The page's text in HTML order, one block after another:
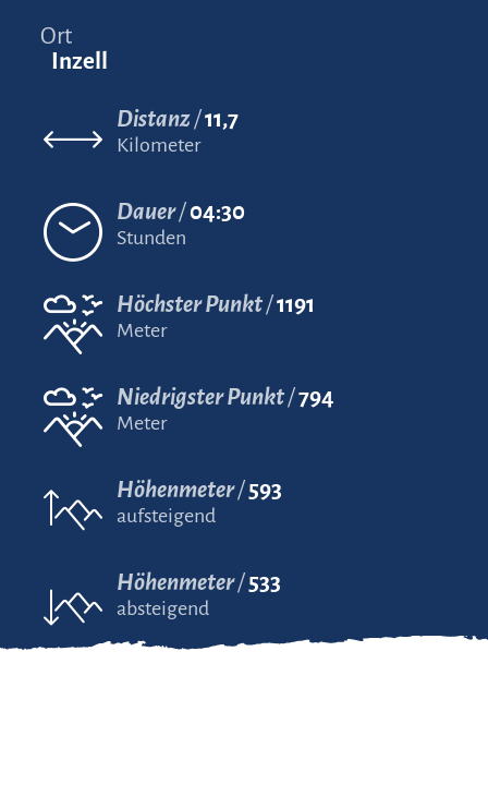
Ort
Inzell
Distanz 11,7
Kilometer
Dauer 04:30
Stunden
Höchster Punkt 1191
Meter
Niedrigster Punkt 794
Meter
Höhenmeter 593
aufsteigend
Höhenmeter 533
absteigend